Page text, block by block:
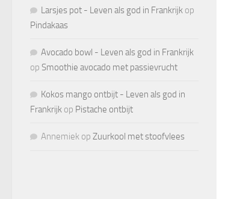
Larsjes pot - Leven als god in Frankrijk op
Pindakaas
Avocado bowl - Leven als god in Frankrijk
op Smoothie avocado met passievrucht
Kokos mango ontbijt - Leven als god in
Frankrijk op Pistache ontbijt
Annemiek op Zuurkool met stoofvlees